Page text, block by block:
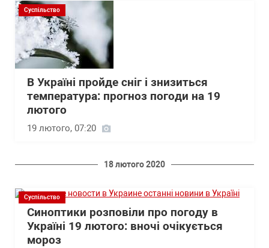
Суспільство
В Україні пройде сніг і знизиться
температура: прогноз погоди на 19
лютого
19 лютого, 07:20
18 лютого 2020
Суспільство
Синоптики розповіли про погоду в
Україні 19 лютого: вночі очікується
мороз